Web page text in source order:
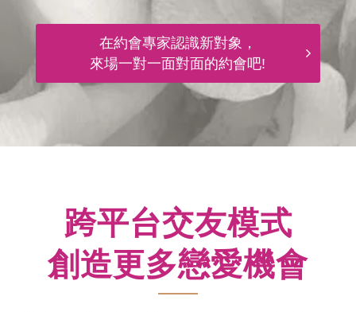
在約會專家認識新對象，
來場一對一面對面的約會吧!
跨平台交友模式
創造更多戀愛機會